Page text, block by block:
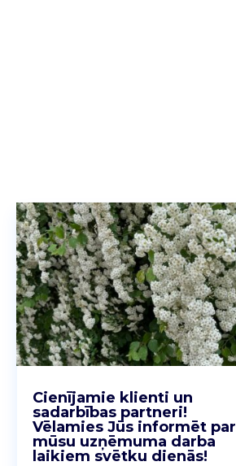
Cienījamie klienti un
sadarbības partneri!
Vēlamies Jūs informēt par
mūsu uzņēmuma darba
laikiem svētku dienās!